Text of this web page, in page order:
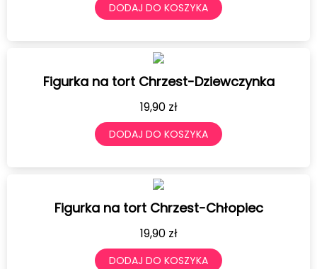
DODAJ DO KOSZYKA
Figurka na tort Chrzest-Dziewczynka
19,90 zł
DODAJ DO KOSZYKA
Figurka na tort Chrzest-Chłopiec
19,90 zł
DODAJ DO KOSZYKA